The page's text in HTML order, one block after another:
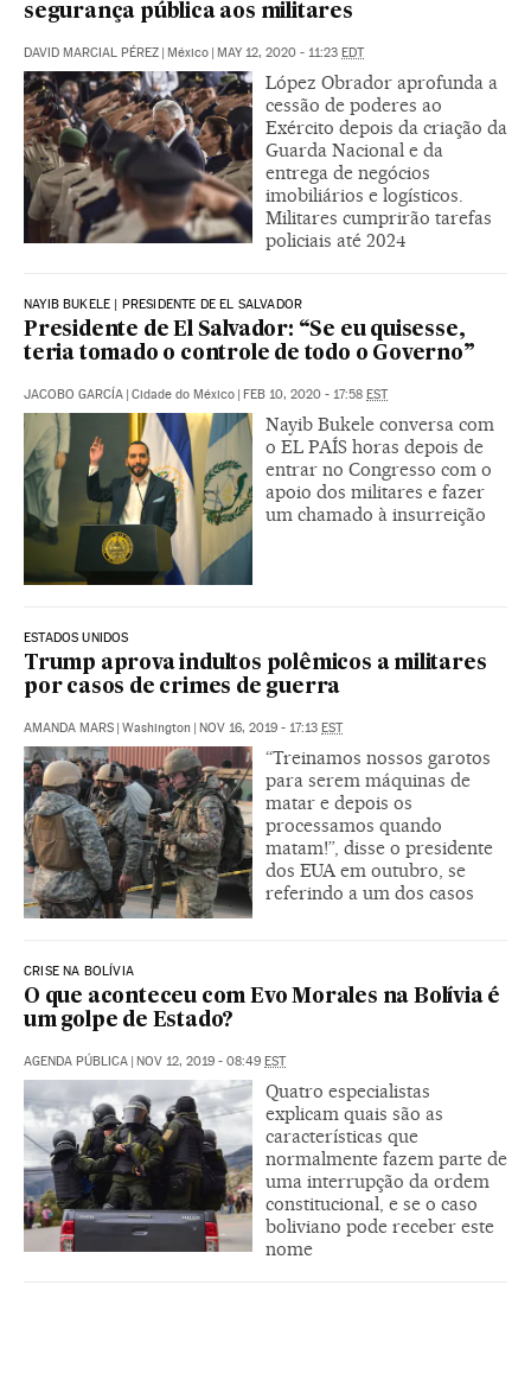
segurança pública aos militares
DAVID MARCIAL PÉREZ | México | MAY 12, 2020 - 11:23 EDT
López Obrador aprofunda a
cessão de poderes ao
Exército depois da criação da
Guarda Nacional e da
entrega de negócios
imobiliários e logísticos.
Militares cumprirão tarefas
policiais até 2024
NAYIB BUKELE | PRESIDENTE DE EL SALVADOR
Presidente de El Salvador: “Se eu quisesse,
teria tomado o controle de todo o Governo”
JACOBO GARCÍA | Cidade do México | FEB 10, 2020 - 17:58 EST
Nayib Bukele conversa com
o EL PAÍS horas depois de
entrar no Congresso com o
apoio dos militares e fazer
um chamado à insurreição
ESTADOS UNIDOS
Trump aprova indultos polêmicos a militares
por casos de crimes de guerra
AMANDA MARS | Washington | NOV 16, 2019 - 17:13 EST
“Treinamos nossos garotos
para serem máquinas de
matar e depois os
processamos quando
matam!”, disse o presidente
dos EUA em outubro, se
referindo a um dos casos
CRISE NA BOLÍVIA
O que aconteceu com Evo Morales na Bolívia é
um golpe de Estado?
AGENDA PÚBLICA | NOV 12, 2019 - 08:49 EST
Quatro especialistas
explicam quais são as
características que
normalmente fazem parte de
uma interrupção da ordem
constitucional, e se o caso
boliviano pode receber este
nome